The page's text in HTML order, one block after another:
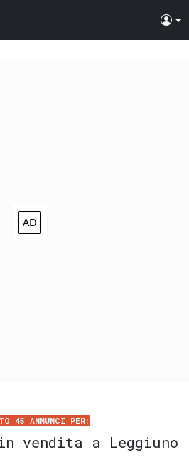
45 ANNUNCI PER:
vendita a Leggiuno